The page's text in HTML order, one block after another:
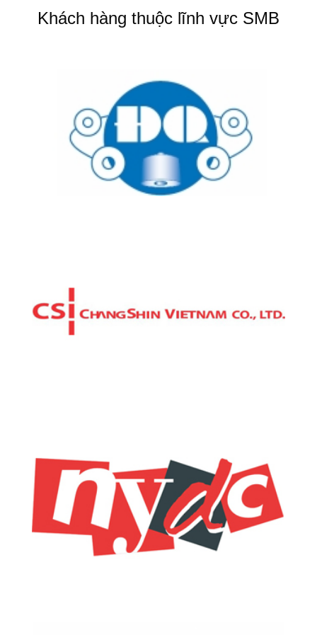
Khách hàng thuộc lĩnh vực SMB